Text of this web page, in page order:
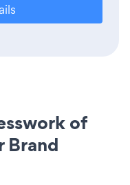
of
Brand